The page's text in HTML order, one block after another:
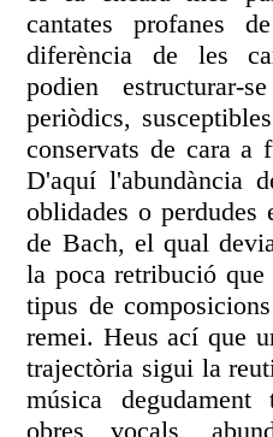
cantates profanes
diferència de les
podien estructurar-
periòdics,
conservats de cara a
D'aquí l'abundància
oblidades o perdudes
de Bach, el qual
la poca retribució
tipus de
remei. Heus ací que
trajectòria sigui la
música
obres vocals,